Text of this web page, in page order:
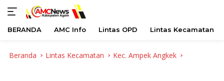
BERANDA AMC Info Lintas OPD Lintas Kecamatan
Beranda Lintas Kecamatan Kec. Ampek Angkek